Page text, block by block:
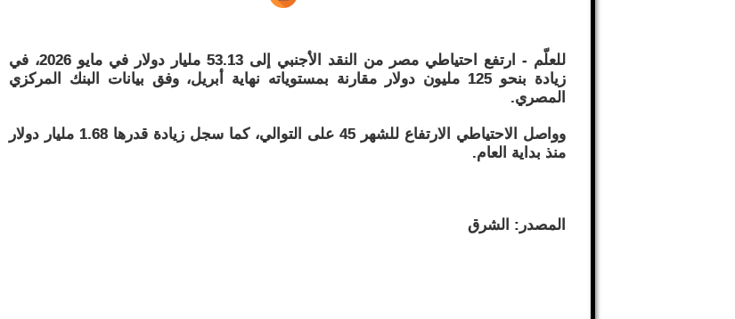
للعلّم - ارتفع احتياطي مصر من النقد الأجنبي إلى 53.13 مليار دولار في مايو 2026، في
زيادة بنحو 125 مليون دولار مقارنة بمستوياته نهاية أبريل، وفق بيانات البنك المركزي
المصري.
وواصل الاحتياطي الارتفاع للشهر 45 على التوالي، كما سجل زيادة قدرها 1.68 مليار دولار
منذ بداية العام.
المصدر: الشرق